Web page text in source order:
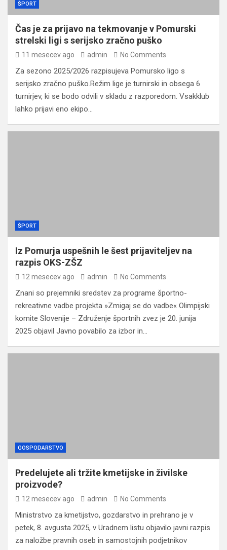
ŠPORT
Čas je za prijavo na tekmovanje v Pomurski
strelski ligi s serijsko zračno puško
11 mesecev ago admin No Comments
Za sezono 2025/2026 razpisujeva Pomursko ligo s
serijsko zračno puško.Režim lige je turnirski in obsega 6
turnirjev, ki se bodo odvili v skladu z razporedom. Vsakklub
lahko prijavi eno ekipo…
ŠPORT
Iz Pomurja uspešnih le šest prijaviteljev na
razpis OKS-ZŠZ
12 mesecev ago admin No Comments
Znani so prejemniki sredstev za programe športno-
rekreativne vadbe projekta »Zmigaj se do vadbe« Olimpijski
komite Slovenije – Združenje športnih zvez je 20. junija
2025 objavil Javno povabilo za izbor in…
GOSPODARSTVO
Predelujete ali tržite kmetijske in živilske
proizvode?
12 mesecev ago admin No Comments
Ministrstvo za kmetijstvo, gozdarstvo in prehrano je v
petek, 8. avgusta 2025, v Uradnem listu objavilo javni razpis
za naložbe pravnih oseb in samostojnih podjetnikov